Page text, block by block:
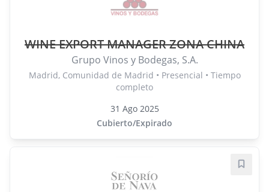
WINE EXPORT MANAGER ZONA CHINA
Grupo Vinos y Bodegas, S.A.
Madrid, Comunidad de Madrid • Presencial • Tiempo
completo
31 Ago 2025
Cubierto/Expirado